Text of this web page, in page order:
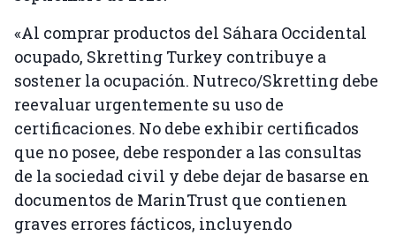
«Al comprar productos del Sáhara Occidental
ocupado, Skretting Turkey contribuye a
sostener la ocupación. Nutreco/Skretting debe
reevaluar urgentemente su uso de
certificaciones. No debe exhibir certificados
que no posee, debe responder a las consultas
de la sociedad civil y debe dejar de basarse en
documentos de MarinTrust que contienen
graves errores fácticos, incluyendo